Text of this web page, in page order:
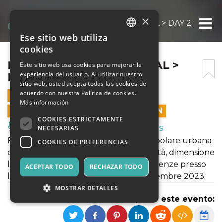
FLORENCE FOLKS FESTIVAL > DAY 2 > 08/
FLORENCE FOLKS FESTIVAL >
DAY 2 > 08/09/2023
8 SEPTIEMBRE 2023 - 22:00
LAS VENTAS EN LÍNEA TERMINARON
Música, Eventos en Vivo, Clubes
Florence Folks Festval è una festa popolare urbana
che unisce tradizioni e contemporaneità, dimensione
locale ed internazionale. Si svolge a Firenze presso
la Manifattura Tabacchi dal 7 al 9 settembre 2023.
Compartir este evento:
SPANISH
×
Ese sitio web utiliza
cookies
Este sitio web usa cookies para mejorar la
experiencia del usuario. Al utilizar nuestro
sitio web, usted acepta todas las cookies de
acuerdo con nuestra Política de cookies.
Más información
COOKIES ESTRICTAMENTE
NECESARIAS
COOKIES DE PREFERENCIAS
ACEPTAR TODO RECHAZAR TODO
MOSTRAR DETALLES